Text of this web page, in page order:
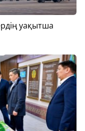
уақытша